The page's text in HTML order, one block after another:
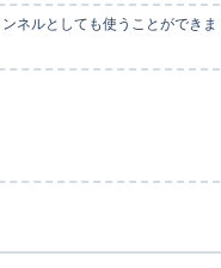
ネルとしても使うことができま